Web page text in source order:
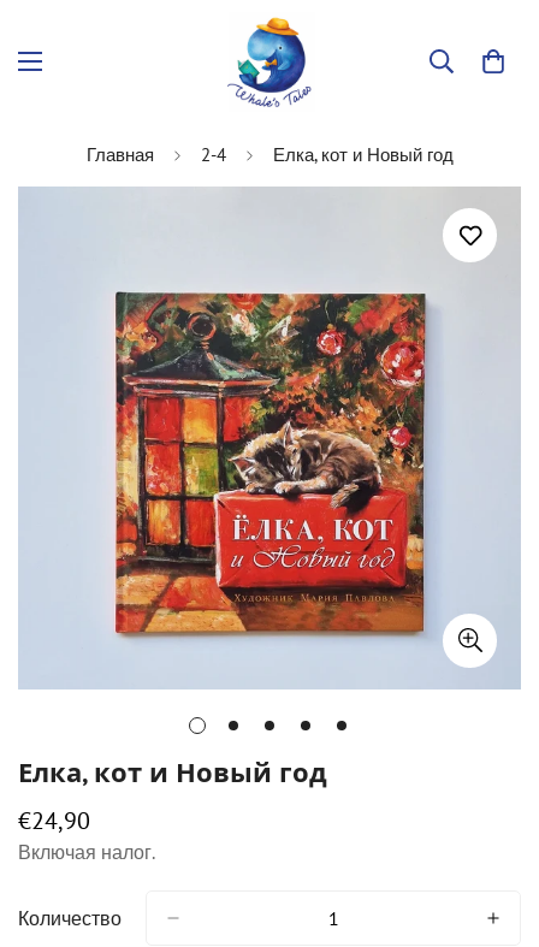
Главная 2-4 Елка, кот и Новый год
Елка, кот и Новый год
Обычная
цена
€24,90
Включая налог.
Количество